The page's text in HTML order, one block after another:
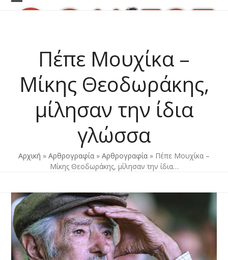
Skip
Open
Close
Πέπε Μουχίκα –
Μίκης Θεοδωράκης,
μίλησαν την ίδια
γλώσσα
Αρχική » Αρθρογραφία » Αρθρογραφία » Πέπε Μουχίκα –
Μίκης Θεοδωράκης, μίλησαν την ίδια…